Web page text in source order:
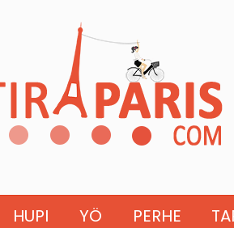
HUPI YÖ PERHE